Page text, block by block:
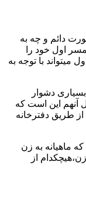
دائم و چه به
اول خود را
میتواند با توجه به
دشوار
آنهم این است که
از طریق دفترخانه
ماهیانه به زن
از